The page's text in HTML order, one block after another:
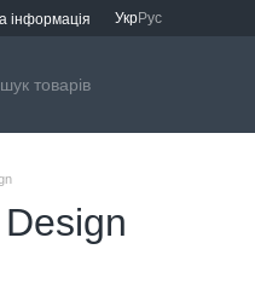
інформація УкрРус
Design